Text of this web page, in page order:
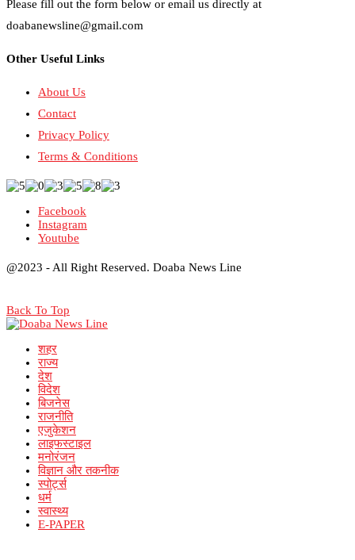
Please fill out the form below or email us directly at
doabanewsline@gmail.com
Other Useful Links
About Us
Contact
Privacy Policy
Terms & Conditions
Facebook
Instagram
Youtube
@2023 - All Right Reserved. Doaba News Line
Back To Top
शहर
राज्य
देश
विदेश
बिजनेस
राजनीति
एजुकेशन
लाइफस्टाइल
मनोरंजन
विज्ञान और तकनीक
स्पोर्ट्स
धर्म
स्वास्थ्य
E-PAPER